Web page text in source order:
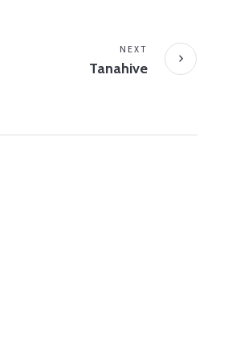
Tanahive
NEXT